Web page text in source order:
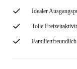
Idealer
Tolle